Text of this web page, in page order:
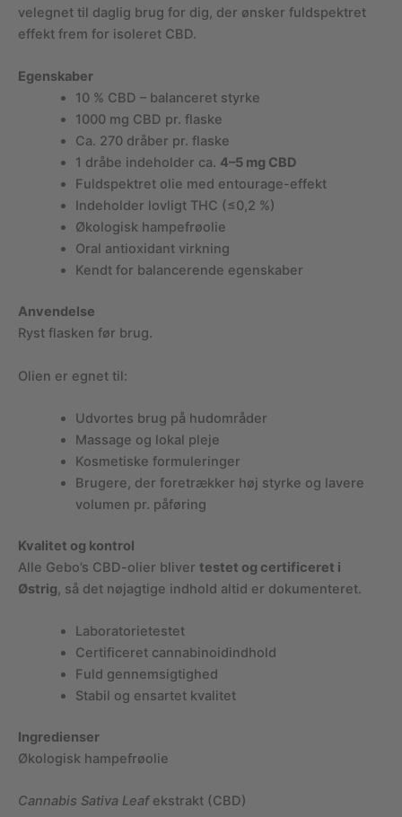
velegnet til daglig brug for dig, der ønsker fuldspektret
effekt frem for isoleret CBD.
Egenskaber
10 % CBD – balanceret styrke
1000 mg CBD pr. flaske
Ca. 270 dråber pr. flaske
1 dråbe indeholder ca. 4–5 mg CBD
Fuldspektret olie med entourage-effekt
Indeholder lovligt THC (≤0,2 %)
Økologisk hampefrøolie
Oral antioxidant virkning
Kendt for balancerende egenskaber
Anvendelse
Ryst flasken før brug.
Olien er egnet til:
Udvortes brug på hudområder
Massage og lokal pleje
Kosmetiske formuleringer
Brugere, der foretrækker høj styrke og lavere
volumen pr. påføring
Kvalitet og kontrol
Alle Gebo’s CBD-olier bliver testet og certificeret i
Østrig, så det nøjagtige indhold altid er dokumenteret.
Laboratorietestet
Certificeret cannabinoidindhold
Fuld gennemsigtighed
Stabil og ensartet kvalitet
Ingredienser
Økologisk hampefrøolie
Cannabis Sativa Leafekstrakt (CBD)